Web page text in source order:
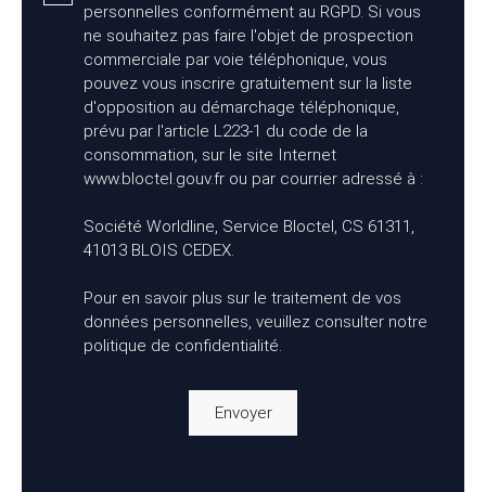
personnelles conformément au RGPD. Si vous
ne souhaitez pas faire l'objet de prospection
commerciale par voie téléphonique, vous
pouvez vous inscrire gratuitement sur la liste
d'opposition au démarchage téléphonique,
prévu par l'article L223-1 du code de la
consommation, sur le site Internet
www.bloctel.gouv.fr ou par courrier adressé à :
Société Worldline, Service Bloctel, CS 61311,
41013 BLOIS CEDEX.
Pour en savoir plus sur le traitement de vos
données personnelles, veuillez consulter notre
politique de confidentialité.
Envoyer